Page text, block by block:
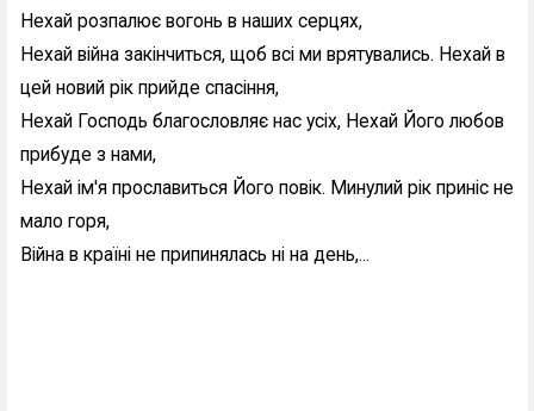
Нехай розпалює вогонь в наших серцях,
Нехай війна закінчиться, щоб всі ми врятувались. Нехай в
цей новий рік прийде спасіння,
Нехай Господь благословляє нас усіх, Нехай Його любов
прибуде з нами,
Нехай ім'я прославиться Його повік. Минулий рік приніс не
мало горя,
Війна в країні не припинялась ні на день,...